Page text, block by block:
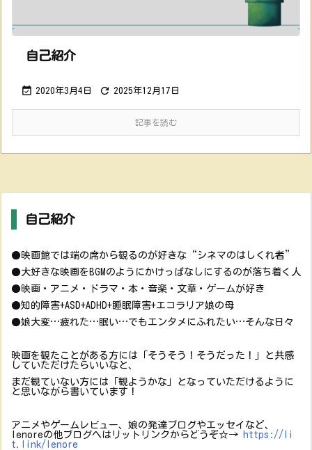
自己紹介
 2020年3月4日  2025年12月17日
記事を読む
自己紹介
●映画館では端の席から観るのが好きな“シネマのはしくれ者”
●大好きな映画をBGMのようにかけっぱなしにするのが落ち着く人
●映画・アニメ・ドラマ・本・音楽・文章・ゲームが好き
●知的障害+ASD+ADHD+睡眠障害+エコラリア娘の母
●娘大変…疲れた…眠い…でもエンタメにふれたい…そんな日々
映画を観たことがある方には「そうそう！そうだった！」と共感
していただけたらいいなと、
まだ観ていない方には「観ようかな」となっていただけるように
と思いながら書いています！
アニメやゲームレビュー、娘の発達ブログやエッセイなど、
lenoreの他ブログへはリットリンクからどうぞ☆→
https://li
t.link/lenore